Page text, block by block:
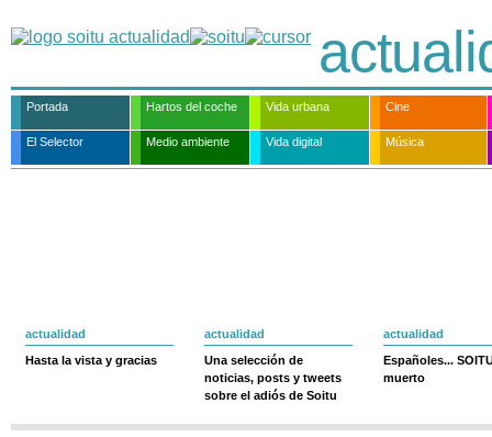
Portada Hartos del coche Vida urbana Cine
El Selector Medio ambiente Vida digital Música
actualidad
Hasta la vista y gracias
actualidad
Una selección de
noticias, posts y tweets
sobre el adiós de Soitu
actualidad
Españoles...
muerto